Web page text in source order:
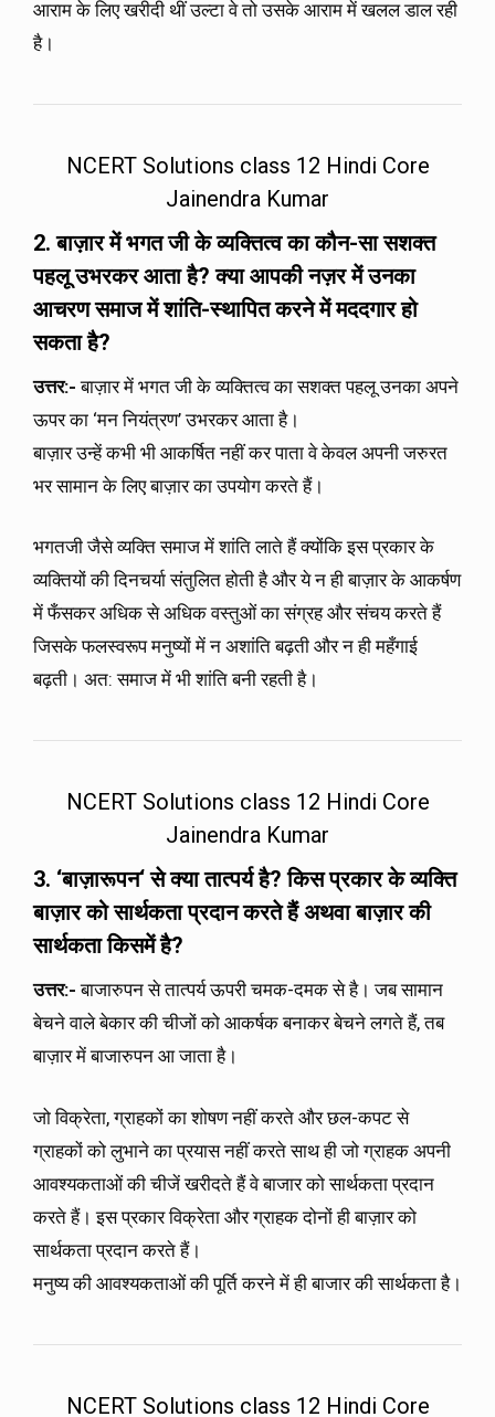
आराम के लिए खरीदी थीं उल्टा वे तो उसके आराम में खलल डाल रही
है।
NCERT Solutions class 12 Hindi Core
Jainendra Kumar
2. बाज़ार में भगत जी के व्यक्तित्व का कौन-सा सशक्त
पहलू उभरकर आता है?क्या आपकी नज़र में उनका
आचरण समाज में शांति-स्थापित करने में मददगार हो
सकता है?
उत्तर:-बाज़ार में भगत जी के व्यक्तित्व का सशक्त पहलू उनका अपने
ऊपर का ‘मन नियंत्रण’ उभरकर आता है।
बाज़ार उन्हें कभी भी आकर्षित नहीं कर पाता वे केवल अपनी जरुरत
भर सामान के लिए बाज़ार का उपयोग करते हैं।
भगतजी जैसे व्यक्ति समाज में शांति लाते हैं क्योंकि इस प्रकार के
व्यक्तियों की दिनचर्या संतुलित होती है और ये न ही बाज़ार के आकर्षण
में फँसकर अधिक से अधिक वस्तुओं का संग्रह और संचय करते हैं
जिसके फलस्वरूप मनुष्यों में न अशांति बढ़ती और न ही महँगाई
बढ़ती। अत: समाज में भी शांति बनी रहती है।
NCERT Solutions class 12 Hindi Core
Jainendra Kumar
3. ‘बाज़ारूपन‘से क्या तात्पर्य है?किस प्रकार के व्यक्ति
बाज़ार को सार्थकता प्रदान करते हैं अथवा बाज़ार की
सार्थकता किसमें है?
उत्तर:-बाजारुपन से तात्पर्य ऊपरी चमक-दमक से है। जब सामान
बेचने वाले बेकार की चीजों को आकर्षक बनाकर बेचने लगते हैं, तब
बाज़ार में बाजारुपन आ जाता है।
जो विक्रेता, ग्राहकों का शोषण नहीं करते और छल-कपट से
ग्राहकों को लुभाने का प्रयास नहीं करते साथ ही जो ग्राहक अपनी
आवश्यकताओं की चीजें खरीदते हैं वे बाजार को सार्थकता प्रदान
करते हैं। इस प्रकार विक्रेता और ग्राहक दोनों ही बाज़ार को
सार्थकता प्रदान करते हैं।
मनुष्य की आवश्यकताओं की पूर्ति करने में ही बाजार की सार्थकता है।
NCERT Solutions class 12 Hindi Core